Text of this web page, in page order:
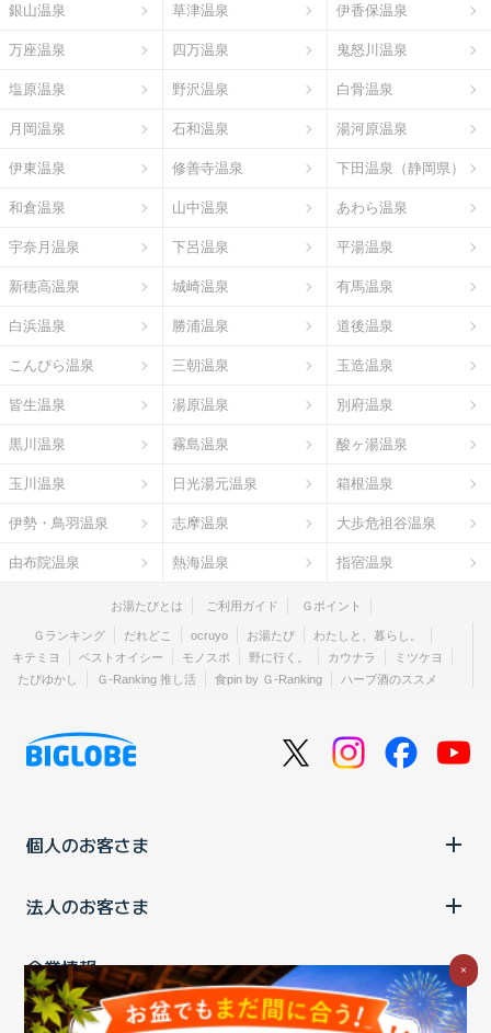
銀山温泉 草津温泉 伊香保温泉
万座温泉 四万温泉 鬼怒川温泉
塩原温泉 野沢温泉 白骨温泉
月岡温泉 石和温泉 湯河原温泉
伊東温泉 修善寺温泉 下田温泉（静岡県）
和倉温泉 山中温泉 あわら温泉
宇奈月温泉 下呂温泉 平湯温泉
新穂高温泉 城崎温泉 有馬温泉
白浜温泉 勝浦温泉 道後温泉
こんぴら温泉 三朝温泉 玉造温泉
皆生温泉 湯原温泉 別府温泉
黒川温泉 霧島温泉 酸ヶ湯温泉
玉川温泉 日光湯元温泉 箱根温泉
伊勢・鳥羽温泉 志摩温泉 大歩危祖谷温泉
由布院温泉 熱海温泉 指宿温泉
お湯たびとは ご利用ガイド Ｇポイント
Ｇランキング だれどこ ocruyo お湯たび
わたしと、暮らし。
キテミヨ
ベストオイシー モノスポ 野に行く。 カウナラ
ミツケヨ
たびゆかし
Ｇ-Ranking 推し活 食pin by Ｇ-Ranking ハーブ酒のススメ
個人のお客さま
法人のお客さま
企業情報 ×